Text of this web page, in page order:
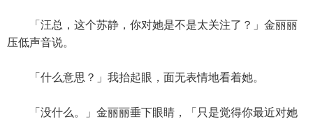
「汪总，这个苏静，你对她是不是太关注了？」金丽丽
压低声音说。
「什么意思？」我抬起眼，面无表情地看着她。
「没什么。」金丽丽垂下眼睛，「只是觉得你最近对她